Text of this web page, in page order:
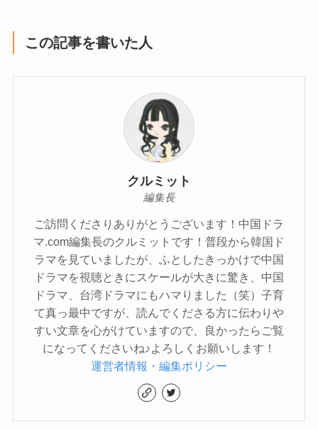
この記事を書いた人
クルミット
編集長
ご訪問くださりありがとうございます！中国ドラ
マ.com編集長のクルミットです！普段から韓国ド
ラマを見ていましたが、ふとしたきっかけで中国
ドラマを視聴ときにスケールが大きに驚き、中国
ドラマ、台湾ドラマにもハマりました（笑）子育
て真っ最中ですが、読んでくださる方に伝わりや
すい文章を心がけていますので、良かったらご覧
になってくださいね♪よろしくお願いします！
運営者情報・編集ポリシー